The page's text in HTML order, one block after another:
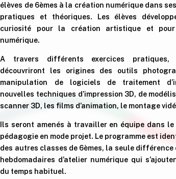
élèves de 6èmes à la création numérique dans
pratiques et théoriques. Les élèves
curiosité pour la création artistique et
numérique.
A travers différents exercices pratiques,
découvriront les origines des outils
manipulation de logiciels de traitement
nouvelles techniques d’impression 3D, de
scanner 3D, les films d’animation, le montage
Ils seront amenés à travailler en équipe dans le
pédagogie en mode projet. Le programme est
des autres classes de 6èmes, la seule différence
hebdomadaires d’atelier numérique qui
du temps habituel.